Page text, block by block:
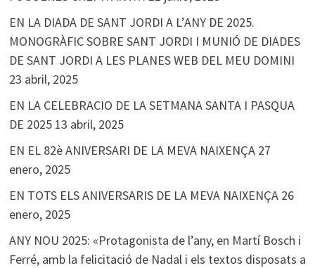
EN LA DIADA DE SANT JORDI A L’ANY DE 2025.
MONOGRÀFIC SOBRE SANT JORDI I MUNIÓ DE DIADES
DE SANT JORDI A LES PLANES WEB DEL MEU DOMINI
23 abril, 2025
EN LA CELEBRACIO DE LA SETMANA SANTA I PASQUA
DE 2025 13 abril, 2025
EN EL 82è ANIVERSARI DE LA MEVA NAIXENÇA 27
enero, 2025
EN TOTS ELS ANIVERSARIS DE LA MEVA NAIXENÇA 26
enero, 2025
ANY NOU 2025: «Protagonista de l’any, en Martí Bosch i
Ferré, amb la felicitació de Nadal i els textos disposats a